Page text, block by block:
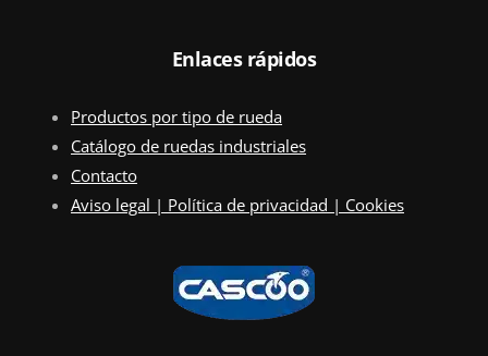
Enlaces rápidos
Productos por tipo de rueda
Catálogo de ruedas industriales
Contacto
Aviso legal | Política de privacidad | Cookies